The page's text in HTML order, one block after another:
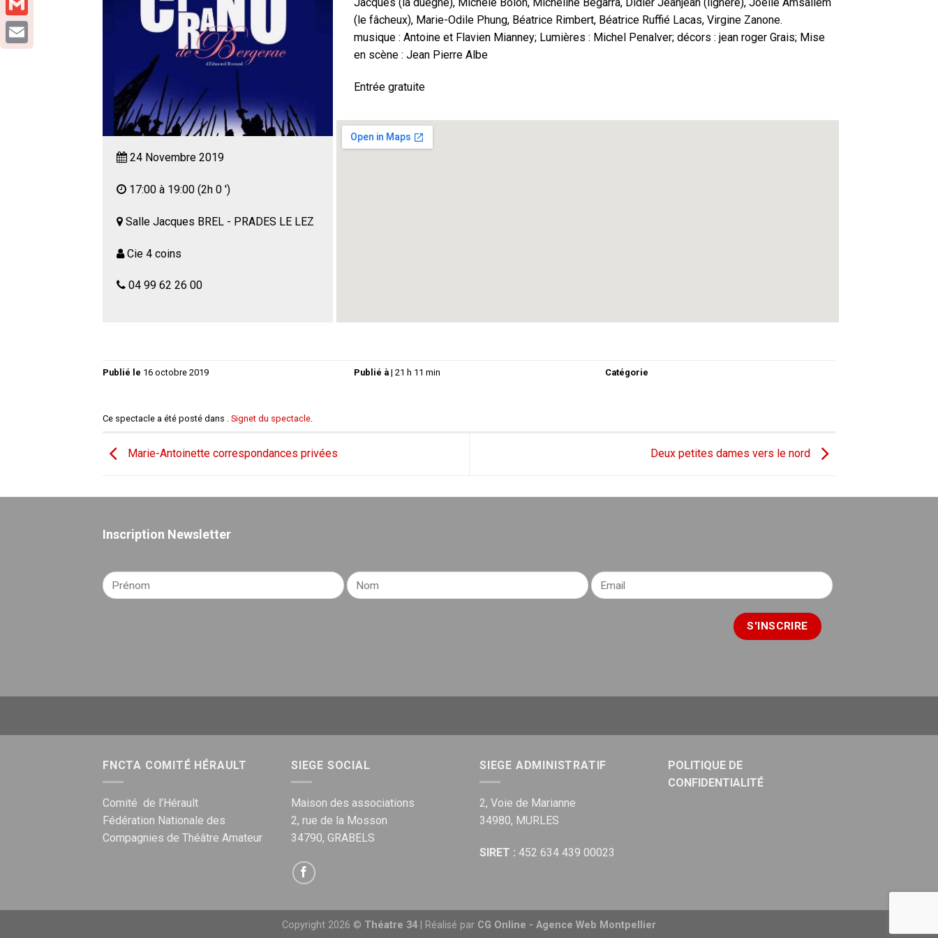
24 Novembre 2019
17:00 à 19:00 (2h 0 ')
Salle Jacques BREL - PRADES LE LEZ
Cie 4 coins
04 99 62 26 00
Jacques (la duègne), Michèle Bolon, Micheline Begarra, Didier Jeanjean (lignère), Joelle Amsallem
(le fâcheux), Marie-Odile Phung, Béatrice Rimbert, Béatrice Ruffié Lacas, Virgine Zanone.
musique : Antoine et Flavien Mianney; Lumières : Michel Penalver; décors : jean roger Grais; Mise
en scène : Jean Pierre Albe
Entrée gratuite
Publié le 16 octobre 2019 Publié à | 21 h 11 min Catégorie
Ce spectacle a été posté dans . Signet du spectacle.
Marie-Antoinette correspondances privées Deux petites dames vers le nord
Inscription Newsletter
FNCTA COMITÉ HÉRAULT
Comité de l’Hérault
Fédération Nationale des
Compagnies de Théâtre Amateur
SIEGE SOCIAL
Maison des associations
2, rue de la Mosson
34790, GRABELS
SIEGE ADMINISTRATIF
2, Voie de Marianne
34980, MURLES
SIRET : 452 634 439 00023
POLITIQUE DE
CONFIDENTIALITÉ
Copyright 2026 © Théatre 34 | Réalisé par CG Online - Agence Web Montpellier
Gmail